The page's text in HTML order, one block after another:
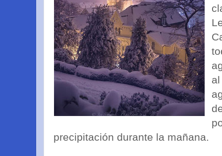
precipitación durante la mañana.